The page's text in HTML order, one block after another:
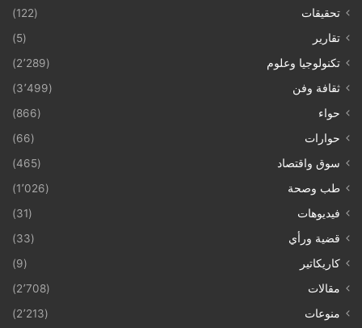
تحقيقات
(122)
تقارير
(5)
تكنولوجيا وعلوم
(2٬289)
ثقافة وفن
(3٬499)
حواء
(866)
حوارات
(66)
سوق واقتصاد
(465)
طب وصحة
(1٬026)
فيديوهات
(31)
قضية ورأي
(33)
كاريكاتير
(9)
مقالات
(2٬708)
منوعات
(2٬213)